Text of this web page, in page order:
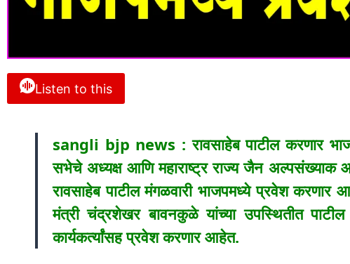
Listen to this
sangli bjp news : रावसाहेब पाटील करणार
सभेचे अध्यक्ष आणि महाराष्ट्र राज्य जैन अल्पसंख्याक
रावसाहेब पाटील मंगळवारी भाजपमध्ये प्रवेश करणार
मंत्री चंद्रशेखर बावनकुळे यांच्या उपस्थितीत पाटील
कार्यकर्त्यांसह प्रवेश करणार आहेत.